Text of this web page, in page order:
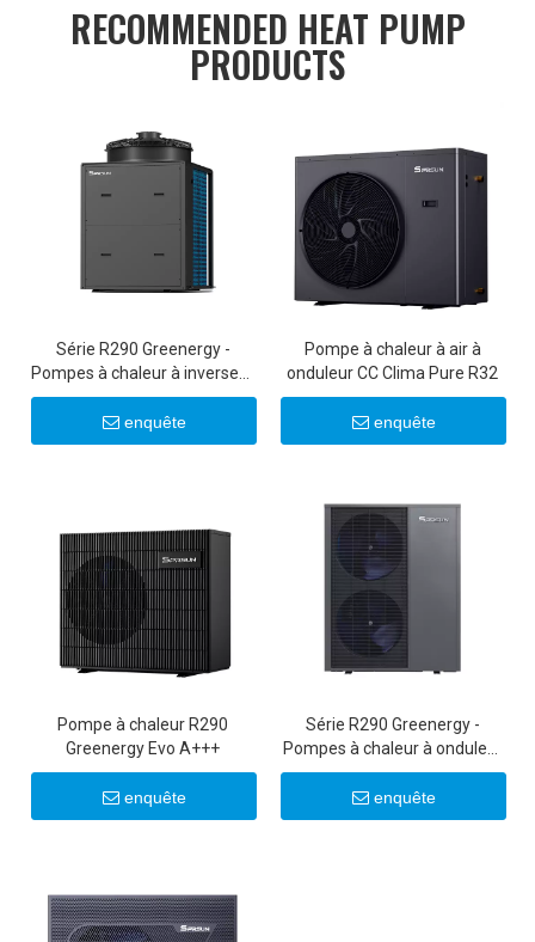
RECOMMENDED HEAT PUMP
PRODUCTS
Série R290 Greenergy -
Pompes à chaleur à inverseur
commerciales 50 kW/100 kW
enquête
Pompe à chaleur à air à
onduleur CC Clima Pure R32
enquête
Pompe à chaleur R290
Greenergy Evo A+++
enquête
Série R290 Greenergy -
Pompes à chaleur à onduleur
commerciales légères
25KW/30KW
enquête